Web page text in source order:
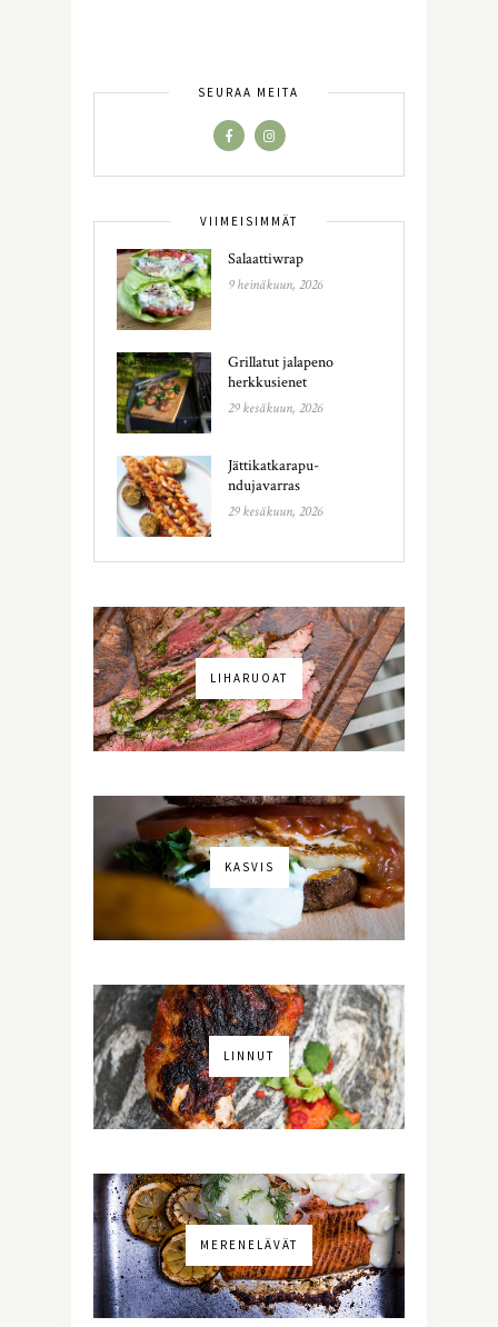
SEURAA MEITÄ
VIIMEISIMMÄT
Salaattiwrap
9 heinäkuun, 2026
Grillatut jalapeno
herkkusienet
29 kesäkuun, 2026
Jättikatkarapu-
ndujavarras
29 kesäkuun, 2026
LIHARUOAT
KASVIS
LINNUT
MERENELÄVÄT